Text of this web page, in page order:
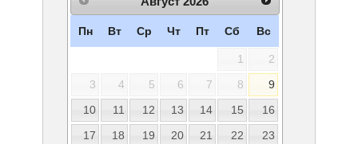
Пн Вт Ср Чт Пт Сб Вс
1
2
3
4 5 6 7 8
9
10
11 12 13 14 15
16
17
18 19 20 21 22
23